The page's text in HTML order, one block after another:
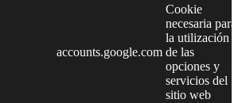
accounts.google.com
Cookie
necesaria para
la utilización
de las
opciones y
servicios del
sitio web